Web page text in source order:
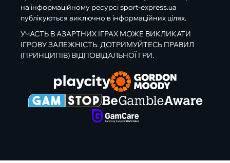
на інформаційному ресурсі sport-express.ua
публікуються виключно в інформаційних цілях.
УЧАСТЬ В АЗАРТНИХ ІГРАХ МОЖЕ ВИКЛИКАТИ
ІГРОВУ ЗАЛЕЖНІСТЬ. ДОТРИМУЙТЕСЬ ПРАВИЛ
(ПРИНЦИПІВ) ВІДПОВІДАЛЬНОЇ ГРИ.